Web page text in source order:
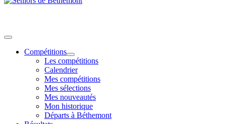
Compétitions
Les compétitions
Calendrier
Mes compétitions
Mes sélections
Mes nouveautés
Mon historique
Départs à Béthemont